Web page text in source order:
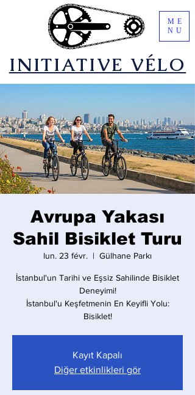
​INITIATIVE VÉLO
ME
NU
Avrupa Yakası
Sahil Bisiklet Turu
lun. 23 févr.
  |
Gülhane Parkı
İstanbul'un Tarihi ve Eşsiz Sahilinde Bisiklet
Deneyimi!
İstanbul'u Keşfetmenin En Keyifli Yolu:
Bisiklet!
Kayıt Kapalı
Diğer etkinlikleri gör